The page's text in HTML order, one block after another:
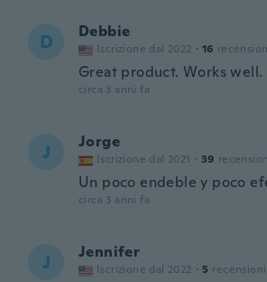
D Debbie
Iscrizione dal 2022 · 16
Great product. Works well.
circa 3 anni fa
J Jorge
Iscrizione dal 2021 · 39
Un poco endeble y poco
circa 3 anni fa
J Jennifer
Iscrizione dal 2022 · 5 recensioni